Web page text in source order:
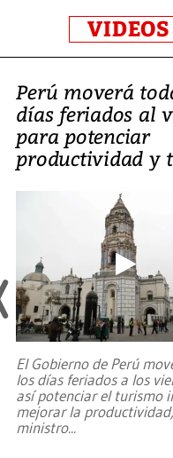
VIDEOS
Perú moverá
días feriados al
para potenciar
productividad y
El Gobierno de Perú
los días feriados a los
así potenciar el turismo
mejorar la
ministro...